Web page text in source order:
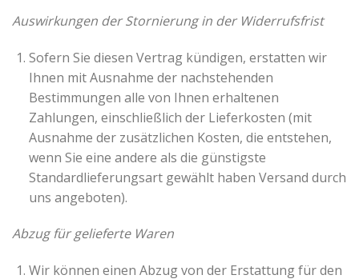
Auswirkungen der Stornierung in der Widerrufsfrist
Sofern Sie diesen Vertrag kündigen, erstatten wir
Ihnen mit Ausnahme der nachstehenden
Bestimmungen alle von Ihnen erhaltenen
Zahlungen, einschließlich der Lieferkosten (mit
Ausnahme der zusätzlichen Kosten, die entstehen,
wenn Sie eine andere als die günstigste
Standardlieferungsart gewählt haben Versand durch
uns angeboten).
Abzug für gelieferte Waren
Wir können einen Abzug von der Erstattung für den